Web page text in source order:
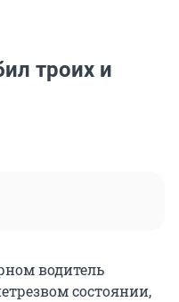
троих и
водитель
состоянии,